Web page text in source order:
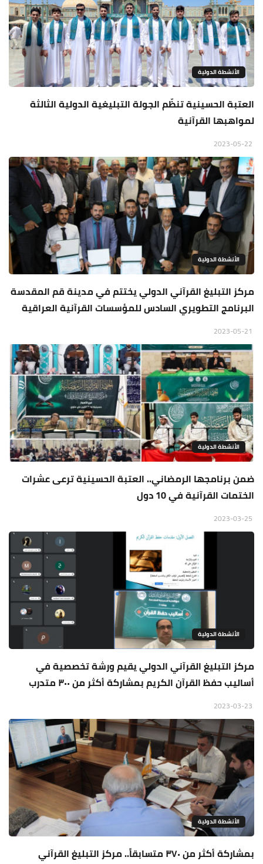
الأنشطة الدولية
العتبة الحسينية تنظّم الجولة التبليغية الدولية الثالثة
لمواهبها القرآنية
الأنشطة الدولية
مركز التبليغ القرآني الدولي يختتم في مدينة قم المقدسة
البرنامج التطويري السادس للمؤسسات القرآنية العراقية
الأنشطة الدولية
ضمن برنامجها الرمضاني.. العتبة الحسينية ترعى عشرات
الختمات القرآنية في 10 دول
الأنشطة الدولية
مركز التبليغ القرآني الدولي يقيم ورشة تخصصية في
أساليب حفظ القرآن الكريم بمشاركة أكثر من ٣٠٠ متدرب
الأنشطة الدولية
بمشاركة أكثر من ٣٧٠ متسابقاً.. مركز التبليغ القرآني